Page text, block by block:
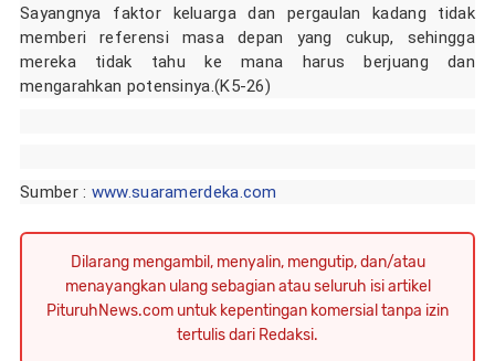
Sayangnya faktor keluarga dan pergaulan kadang tidak
memberi referensi masa depan yang cukup, sehingga
mereka tidak tahu ke mana harus berjuang dan
mengarahkan potensinya. (K5-26)
Sumber : www.suaramerdeka.com
Dilarang mengambil, menyalin, mengutip, dan/atau
menayangkan ulang sebagian atau seluruh isi artikel
PituruhNews.com untuk kepentingan komersial tanpa izin
tertulis dari Redaksi.